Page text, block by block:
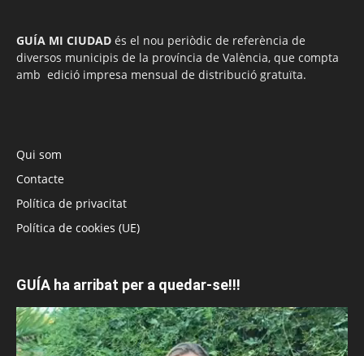
GUÍA MI CIUDAD és el nou periòdic de referència de
diversos municipis de la província de València, que compta
amb edició impresa mensual de distribució gratuïta.
Qui som
Contacte
Política de privacitat
Política de cookies (UE)
GUÍA ha arribat per a quedar-se!!!
Reproductor
de
vídeo